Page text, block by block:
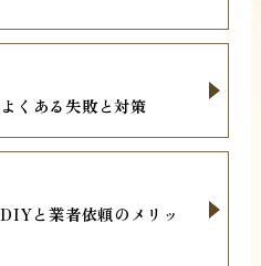
くある失敗と対策
と業者依頼のメリッ